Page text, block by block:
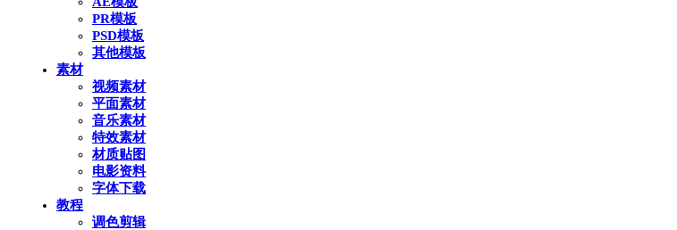
PR模板
PSD模板
其他模板
素材
视频素材
平面素材
音乐素材
特效素材
材质贴图
电影资料
字体下载
教程
调色剪辑